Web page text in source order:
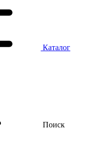
Каталог
Поиск